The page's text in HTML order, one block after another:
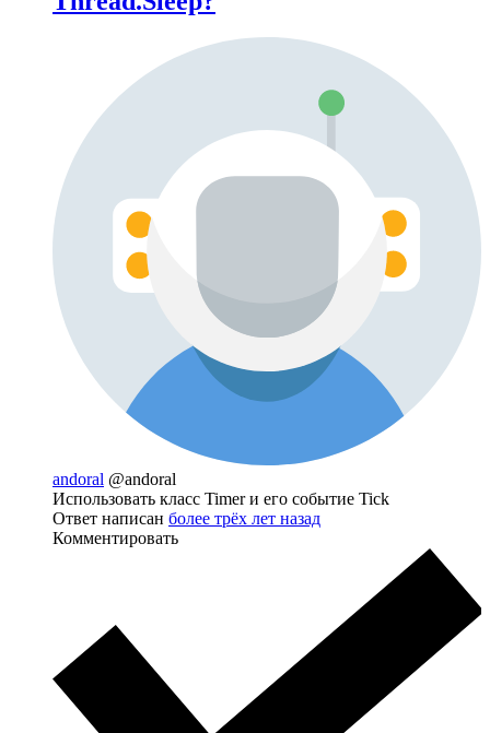
andoral @andoral
Использовать класс Timer и его событие Tick
Ответ написан более трёх лет назад
Комментировать